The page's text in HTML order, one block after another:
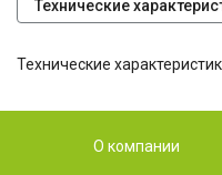
Технические
Технические
О компании